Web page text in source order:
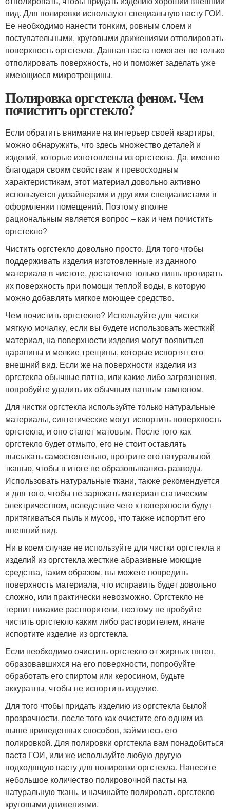
вид. Для полировки используют специальную пасту ГОИ.
Ее необходимо нанести тонким, ровным слоем и
поступательными, круговыми движениями отполировать
поверхность оргстекла. Данная паста помогает не только
отполировать поверхность, но и поможет заделать уже
имеющиеся микротрещины.
Полировка оргстекла феном. Чем
почистить оргстекло?
Если обратить внимание на интерьер своей квартиры,
можно обнаружить, что здесь множество деталей и
изделий, которые изготовлены из оргстекла. Да, именно
благодаря своим свойствам и превосходным
характеристикам, этот материал довольно активно
используется дизайнерами и другими специалистами в
оформлении помещений. Поэтому вполне
рациональным является вопрос – как и чем почистить
оргстекло?
Чистить оргстекло довольно просто. Для того чтобы
поддерживать изделия изготовленные из данного
материала в чистоте, достаточно только лишь протирать
их поверхность при помощи теплой воды, в которую
можно добавлять мягкое моющее средство.
Чем почистить оргстекло? Используйте для чистки
мягкую мочалку, если вы будете использовать жесткий
материал, на поверхности изделия могут появиться
царапины и мелкие трещины, которые испортят его
внешний вид. Если же на поверхности изделия из
оргстекла обычные пятна, или какие либо загрязнения,
попробуйте удалить их обычным ватным тампоном.
Для чистки оргстекла используйте только натуральные
материалы, синтетические могут испортить поверхность
оргстекла, и оно станет матовым. После того как
оргстекло будет отмыто, его не стоит оставлять
высыхать самостоятельно, протрите его натуральной
тканью, чтобы в итоге не образовывались разводы.
Использовать натуральные ткани, также рекомендуется
и для того, чтобы не заряжать материал статическим
электричеством, вследствие чего к поверхности будут
притягиваться пыль и мусор, что также испортит его
внешний вид.
Ни в коем случае не используйте для чистки оргстекла и
изделий из оргстекла жесткие абразивные моющие
средства, таким образом, вы можете повредить
поверхность материала, что исправить будет довольно
сложно, или практически невозможно. Оргстекло не
терпит никакие растворители, поэтому не пробуйте
чистить оргстекло каким либо растворителем, иначе
испортите изделие из оргстекла.
Если необходимо очистить оргстекло от жирных пятен,
образовавшихся на его поверхности, попробуйте
обработать его спиртом или керосином, будьте
аккуратны, чтобы не испортить изделие.
Для того чтобы придать изделию из оргстекла былой
прозрачности, после того как очистите его одним из
выше приведенных способов, займитесь его
полировкой. Для полировки оргстекла вам понадобиться
паста ГОИ, или же используйте любую другую
подходящую пасту для полировки оргстекла. Нанесите
небольшое количество полировочной пасты на
натуральную ткань, и начинайте полировать оргстекло
круговыми движениями.